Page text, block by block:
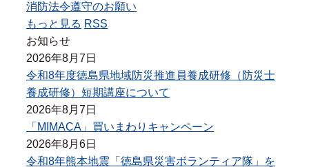
消防法令遵守のお願い
もっと見る RSS
お知らせ
2026年8月7日
令和8年度徳島県地域防災推進員養成研修（防災士
養成研修）短期講座について
2026年8月7日
「MIMACA」買いまわりキャンペーン
2026年8月6日
令和8年熊本地震「徳島県災害ボランティア隊」を